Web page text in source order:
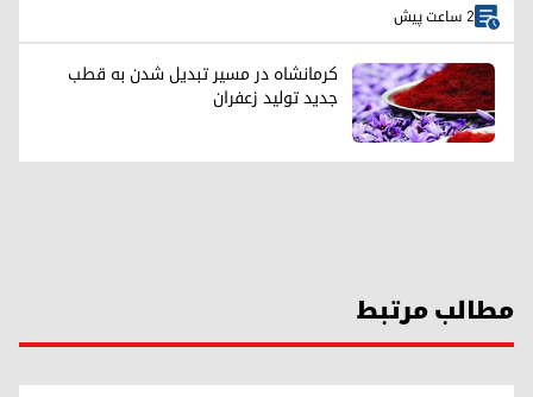
2 ساعت پیش
کرمانشاه در مسیر تبدیل شدن به قطب
جدید تولید زعفران
مطالب مرتبط